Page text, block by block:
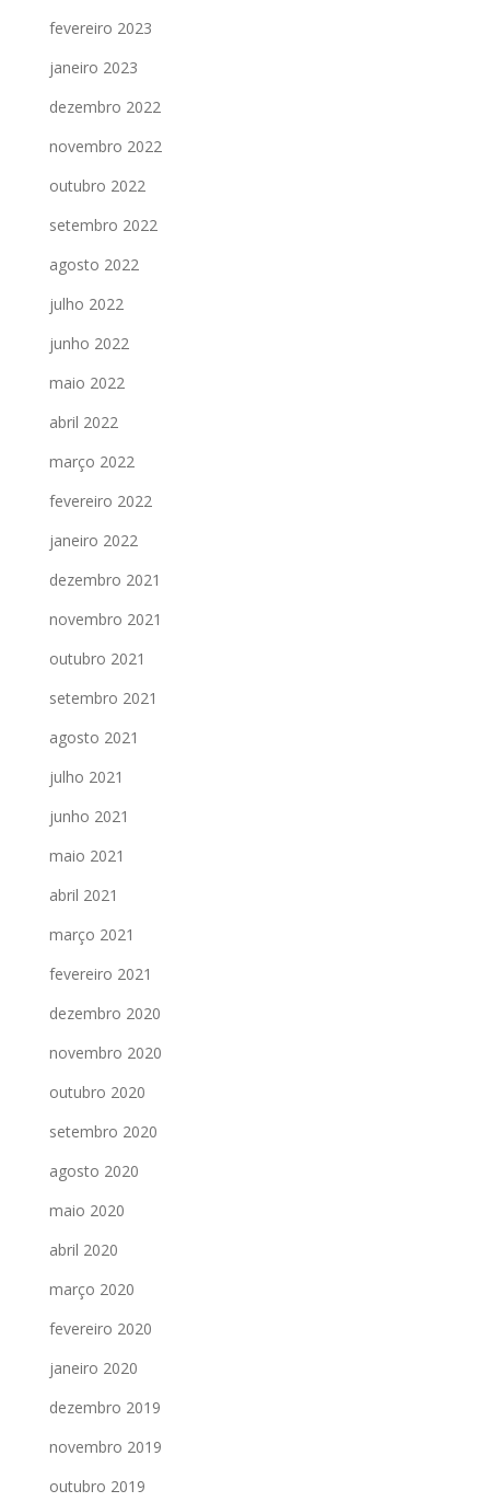
fevereiro 2023
janeiro 2023
dezembro 2022
novembro 2022
outubro 2022
setembro 2022
agosto 2022
julho 2022
junho 2022
maio 2022
abril 2022
março 2022
fevereiro 2022
janeiro 2022
dezembro 2021
novembro 2021
outubro 2021
setembro 2021
agosto 2021
julho 2021
junho 2021
maio 2021
abril 2021
março 2021
fevereiro 2021
dezembro 2020
novembro 2020
outubro 2020
setembro 2020
agosto 2020
maio 2020
abril 2020
março 2020
fevereiro 2020
janeiro 2020
dezembro 2019
novembro 2019
outubro 2019